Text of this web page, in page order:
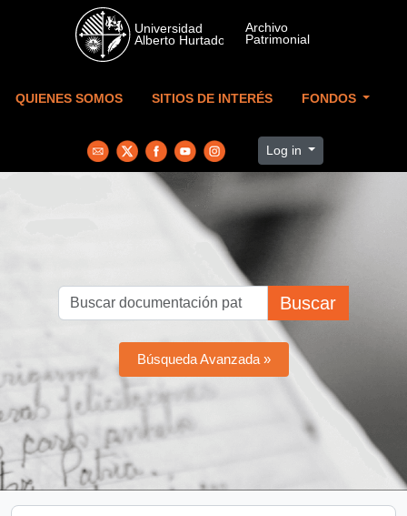
Skip to main content
QUIENES SOMOS SITIOS DE INTERÉS FONDOS
Log in
Buscar
Búsqueda Avanzada »